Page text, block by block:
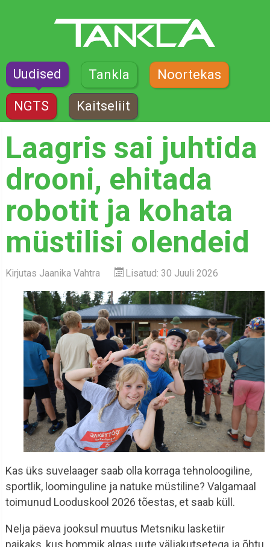
Uudised Tankla Noortekas
NGTS Kaitseliit
Laagris sai juhtida
drooni, ehitada
robotit ja kohata
müstilisi olendeid
Kirjutas Jaanika Vahtra Lisatud: 30 Juuli 2026
Kas üks suvelaager saab olla korraga tehnoloogiline,
sportlik, loominguline ja natuke müstiline? Valgamaal
toimunud Looduskool 2026 tõestas, et saab küll.
Nelja päeva jooksul muutus Metsniku lasketiir
paikaks, kus hommik algas uute väljakutsetega ja õhtu